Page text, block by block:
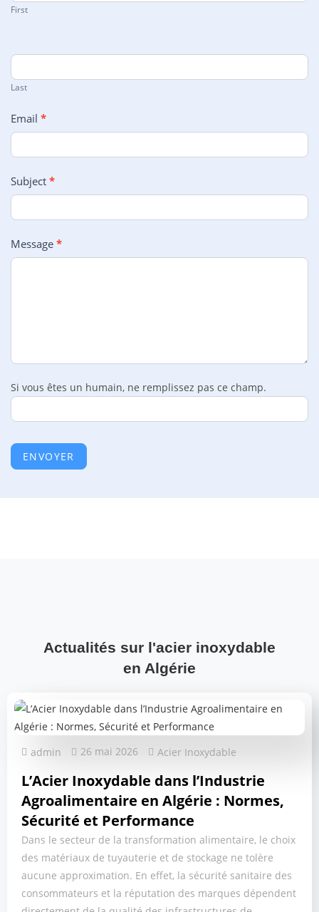
First
Last
Email *
Subject *
Message *
Si vous êtes un humain, ne remplissez pas ce champ.
ENVOYER
Actualités sur l'acier inoxydable
en Algérie
admin 26 mai 2026 Acier Inoxydable
L’Acier Inoxydable dans l’Industrie
Agroalimentaire en Algérie : Normes,
Sécurité et Performance
Dans le secteur de la transformation alimentaire, le choix
des matériaux de tuyauterie et de stockage ne tolère
aucune approximation. En effet, la sécurité sanitaire des
consommateurs et la réputation des marques dépendent